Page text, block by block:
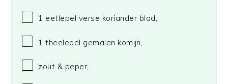
1 eetlepel verse koriander blad,
1 theelepel gemalen komijn,
zout & peper,